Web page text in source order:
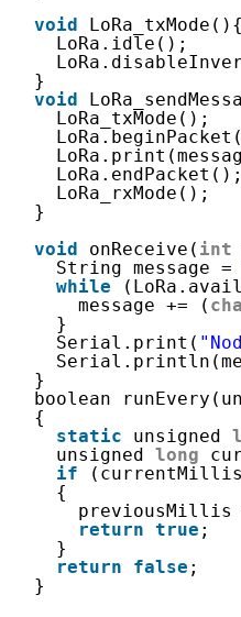
void
LoRa_txMode(){
}
void
}
void
onReceive( int
String message =
while
message += (
}
Serial.print(
}
boolean
{
static
unsigned
unsigned long
if
{
return true ;
}
return
false ;
}